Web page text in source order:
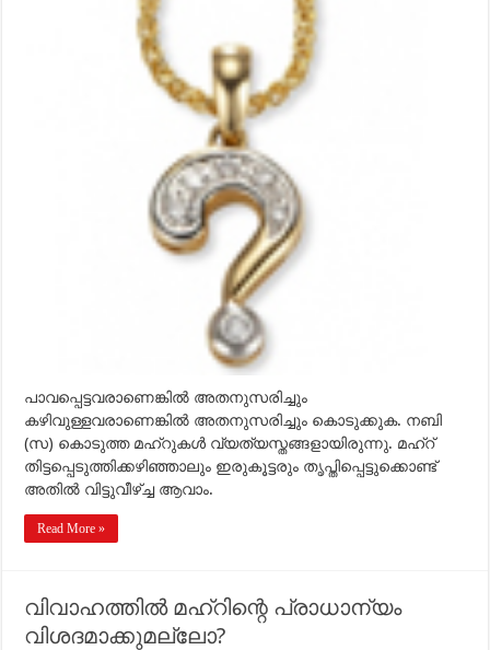
എത്രയാണ്
നല്‍കേണ്ടത്.
കൃത്യമായ
ഒരു
മാര്‍ഗ്ഗരേഖ
തരാമോ?
പാവപ്പെട്ടവരാണെങ്കില്‍ അതനുസരിച്ചും
കഴിവുള്ളവരാണെങ്കില്‍ അതനുസരിച്ചും കൊടുക്കുക. നബി
(സ) കൊടുത്ത മഹ്‌റുകള്‍ വ്യത്യസ്തങ്ങളായിരുന്നു. മഹ്‌റ്
തിട്ടപ്പെടുത്തിക്കഴിഞ്ഞാലും ഇരുകൂട്ടരും തൃപ്തിപ്പെട്ടുക്കൊണ്ട്
അതില്‍ വിട്ടുവീഴ്ച്ച ആവാം.
Read More »
വിവാഹത്തില്‍ മഹ്‌റിന്റെ പ്രാധാന്യം
വിശദമാക്കുമല്ലോ?